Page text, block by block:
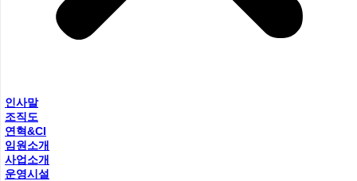
인사말
조직도
연혁&CI
임원소개
사업소개
운영시설